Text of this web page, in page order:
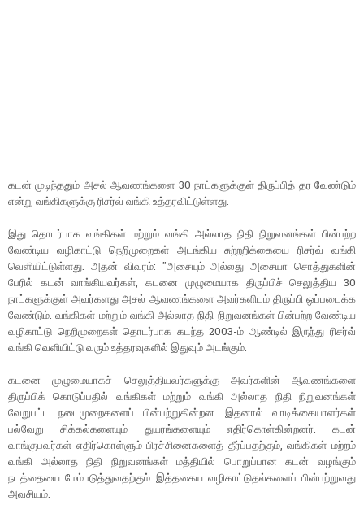
கடன் முடிந்ததும் அசல் ஆவணங்களை 30 நாட்களுக்குள் திருப்பித் தர வேண்டும்
என்று வங்கிகளுக்கு ரிசர்வ் வங்கி உத்தரவிட்டுள்ளது.
இது தொடர்பாக வங்கிகள் மற்றும் வங்கி அல்லாத நிதி நிறுவனங்கள் பின்பற்ற
வேண்டிய வழிகாட்டு நெறிமுறைகள் அடங்கிய சுற்றறிக்கையை ரிசர்வ் வங்கி
வெளியிட்டுள்ளது. அதன் விவரம்: "அசையும் அல்லது அசையா சொத்துகளின்
பேரில் கடன் வாங்கியவர்கள், கடனை முழுமையாக திருப்பிச் செலுத்திய 30
நாட்களுக்குள் அவர்களது அசல் ஆவணங்களை அவர்களிடம் திருப்பி ஒப்படைக்க
வேண்டும். வங்கிகள் மற்றும் வங்கி அல்லாத நிதி நிறுவனங்கள் பின்பற்ற வேண்டிய
வழிகாட்டு நெறிமுறைகள் தொடர்பாக கடந்த 2003-ம் ஆண்டில் இருந்து ரிசர்வ்
வங்கி வெளியிட்டு வரும் உத்தரவுகளில் இதுவும் அடங்கும்.
கடனை முழுமையாகச் செலுத்தியவர்களுக்கு அவர்களின் ஆவணங்களை
திருப்பிக் கொடுப்பதில் வங்கிகள் மற்றும் வங்கி அல்லாத நிதி நிறுவனங்கள்
வேறுபட்ட நடைமுறைகளைப் பின்பற்றுகின்றன. இதனால் வாடிக்கையாளர்கள்
பல்வேறு சிக்கல்களையும் துயரங்களையும் எதிர்கொள்கின்றனர். கடன்
வாங்குபவர்கள் எதிர்கொள்ளும் பிரச்சினைகளைத் தீர்ப்பதற்கும், வங்கிகள் மற்றம்
வங்கி அல்லாத நிதி நிறுவனங்கள் மத்தியில் பொறுப்பான கடன் வழங்கும்
நடத்தையை மேம்படுத்துவதற்கும் இத்தகைய வழிகாட்டுதல்களைப் பின்பற்றுவது
அவசியம்.